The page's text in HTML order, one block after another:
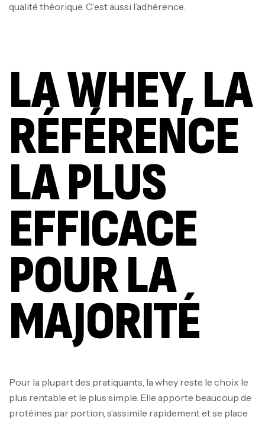
qualité théorique. C’est aussi l’adhérence.
LA WHEY, LA
RÉFÉRENCE
LA PLUS
EFFICACE
POUR LA
MAJORITÉ
Pour la plupart des pratiquants, la whey reste le choix le
plus rentable et le plus simple. Elle apporte beaucoup de
protéines par portion, s’assimile rapidement et se place